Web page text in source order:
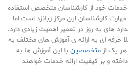
خدمات خود از کارشناسان متخصص استفاده
کارشناسان این مرکز زبانزد است اما
های به روز در تعمیر اهمیت زیادی دارد.
حرفه ای به ارائه ی آموزش های مختلف به
یک ازمتخصصین با این آموزش ها به
و بر کیفیت ارائه خدمات خواهند